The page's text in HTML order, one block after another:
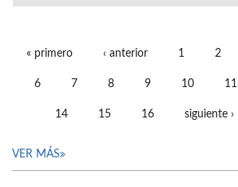
« primero ‹ anterior 1 2
6 7 8 9 10 11
14 15 16 siguiente ›
VER MÁS